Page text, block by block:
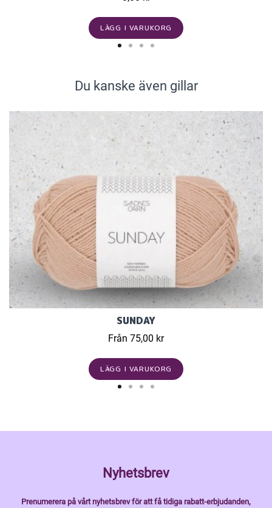
LÄGG I VARUKORG
Du kanske även gillar
SUNDAY
Från 75,00 kr
LÄGG I VARUKORG
Nyhetsbrev
Prenumerera på vårt nyhetsbrev för att få tidiga rabatt-erbjudanden,